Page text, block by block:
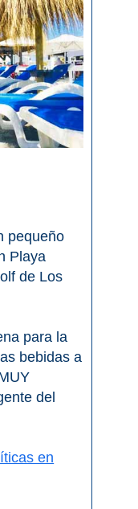
pequeño
Playa
de Los
para la
bebidas a
del
en